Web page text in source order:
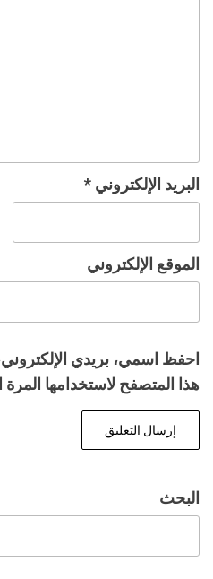
البريد الإلكتروني *
الموقع الإلكتروني
احفظ اسمي، بريدي
هذا المتصفح لاستخدامها
البحث